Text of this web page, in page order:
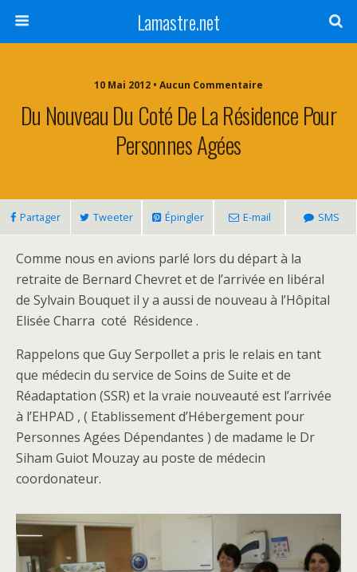
Lamastre.net
10 Mai 2012 • Aucun Commentaire
Du Nouveau Du Coté De La Résidence Pour
Personnes Agées
Partager Tweeter Épingler E-mail SMS
Comme nous en avions parlé lors du départ à la
retraite de Bernard Chevret et de l’arrivée en libéral
de Sylvain Bouquet il y a aussi de nouveau à l’Hôpital
Elisée Charra coté Résidence .
Rappelons que Guy Serpollet a pris le relais en tant
que médecin du service de Soins de Suite et de
Réadaptation (SSR) et la vraie nouveauté est l’arrivée
à l’EHPAD , ( Etablissement d’Hébergement pour
Personnes Agées Dépendantes ) de madame le Dr
Siham Guiot Mouzay au poste de médecin
coordonateur.